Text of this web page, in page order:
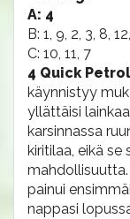
A: 4
B: 1, 9, 2, 3, 8,
C: 10, 11, 7
4 Quick Petrol
käynnistyy
yllättäisi
karsinnassa
kiritilaa, eikä
mahdollisuutta.
painui
nappasi